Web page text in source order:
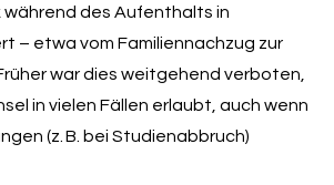
des Aufenthalts in
– etwa vom Familiennachzug zur
war dies weitgehend verboten,
in vielen Fällen erlaubt, auch wenn
(z. B. bei Studienabbruch)